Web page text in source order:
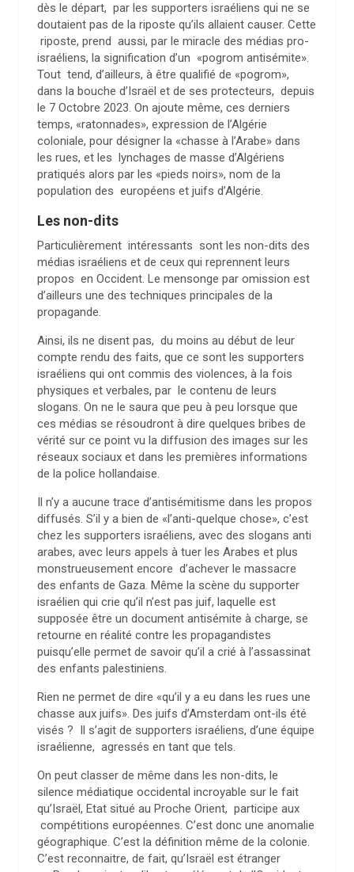
dès le départ, par les supporters israéliens qui ne se
doutaient pas de la riposte qu’ils allaient causer. Cette
riposte, prend aussi, par le miracle des médias pro-
israéliens, la signification d’un «pogrom antisémite».
Tout tend, d’ailleurs, à être qualifié de «pogrom»,
dans la bouche d’Israël et de ses protecteurs, depuis
le 7 Octobre 2023. On ajoute même, ces derniers
temps, «ratonnades», expression de l’Algérie
coloniale, pour désigner la «chasse à l’Arabe» dans
les rues, et les lynchages de masse d’Algériens
pratiqués alors par les «pieds noirs», nom de la
population des européens et juifs d’Algérie.
Les non-dits
Particulièrement intéressants sont les non-dits des
médias israéliens et de ceux qui reprennent leurs
propos en Occident. Le mensonge par omission est
d’ailleurs une des techniques principales de la
propagande.
Ainsi, ils ne disent pas, du moins au début de leur
compte rendu des faits, que ce sont les supporters
israéliens qui ont commis des violences, à la fois
physiques et verbales, par le contenu de leurs
slogans. On ne le saura que peu à peu lorsque que
ces médias se résoudront à dire quelques bribes de
vérité sur ce point vu la diffusion des images sur les
réseaux sociaux et dans les premières informations
de la police hollandaise.
Il n’y a aucune trace d’antisémitisme dans les propos
diffusés. S’il y a bien de «l’anti-quelque chose», c’est
chez les supporters israéliens, avec des slogans anti
arabes, avec leurs appels à tuer les Arabes et plus
monstrueusement encore d’achever le massacre
des enfants de Gaza. Même la scène du supporter
israélien qui crie qu’il n’est pas juif, laquelle est
supposée être un document antisémite à charge, se
retourne en réalité contre les propagandistes
puisqu’elle permet de savoir qu’il a crié à l’assassinat
des enfants palestiniens.
Rien ne permet de dire «qu’il y a eu dans les rues une
chasse aux juifs». Des juifs d’Amsterdam ont-ils été
visés ? Il s’agit de supporters israéliens, d’une équipe
israélienne, agressés en tant que tels.
On peut classer de même dans les non-dits, le
silence médiatique occidental incroyable sur le fait
qu’Israël, Etat situé au Proche Orient, participe aux
compétitions européennes. C’est donc une anomalie
géographique. C’est la définition même de la colonie.
C’est reconnaitre, de fait, qu’Israël est étranger